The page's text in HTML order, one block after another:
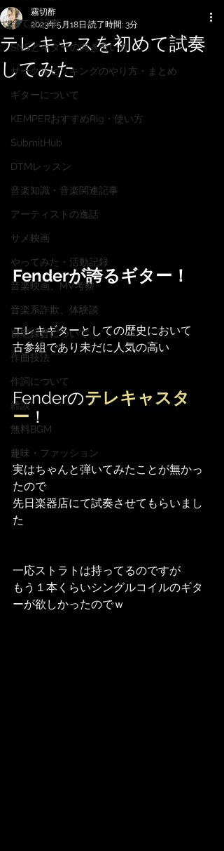
全ての記事
SNSとギターの向き合い方
サークルピッキングのやり方・まとめ
ギターについて
KEMPERおすすめRig・使い方
SubmitHub
DTMレッスン
音楽知識・音楽関連記事
アーティストの逸話
サメ映画
やってみた・活動記録
音楽映画、MV考察
音楽系詐欺、体験談
自宅録音について
作曲技法
作詞について
雑談
無料BGM
趣味・ファッション
テレキャスを初めて試奏
してみた
霧切酢
2023年5月18日 読了時間: 3分
Fenderが誇るギター！
エレキギターとしての歴史において
古参組であり未だに人気の高い
Fenderのテレキャスタ
ー ！
実はちゃんと弾いてみたことが無かっ
たので
先日楽器店にて試奏させてもらいまし
た
一応ストラトは持ってるのですが
もう１本くらいシングルコイルのギタ
ーが欲しかったのでｗ